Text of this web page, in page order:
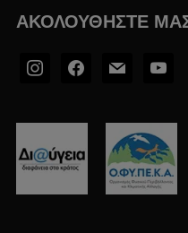
ΑΚΟΛΟΥΘΉΣΤΕ
instagramfacebook2
mail youtube